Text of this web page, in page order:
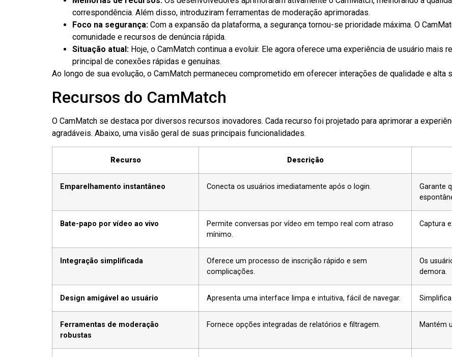
correspondência. Além disso, introduziram ferramentas de moderação aprimoradas.
Foco na segurança: Com a expansão da plataforma, a segurança tornou-se prioridade máxima. O
comunidade e recursos de denúncia rápida.
Situação atual: Hoje, o CamMatch continua a evoluir. Ele agora oferece uma experiência de usuário mais
principal de conexões rápidas e genuínas.
Ao longo de sua evolução, o CamMatch permaneceu comprometido em oferecer interações de qualidade e alta
Recursos do CamMatch
O CamMatch se destaca por diversos recursos inovadores. Cada recurso foi projetado para aprimorar a
agradáveis. Abaixo, uma visão geral de suas principais funcionalidades.
Recurso Descrição
Emparelhamento instantâneo Conecta os usuários imediatamente após o login.
Garante
Bate-papo por vídeo ao vivo
Permite conversas por vídeo em tempo real com atraso
mínimo.
Captura
Integração simplificada
Oferece um processo de inscrição rápido e sem
complicações.
Os
demora.
Design amigável ao usuário Apresenta uma interface limpa e intuitiva, fácil de navegar.
Ferramentas de moderação
robustas
Fornece opções integradas de relatórios e filtragem. Mantém